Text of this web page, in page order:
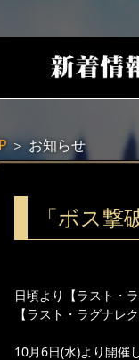
＞お知らせ
「ボス
日頃より【ラスト・
【ラスト・ラグナレ
10月6日(水)より開催